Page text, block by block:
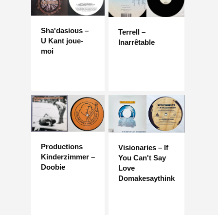
Sha'dasious –
U Kant joue-
moi
Terrell –
Inarrêtable
Productions
Kinderzimmer –
Doobie
Visionaries – If
You Can't Say
Love
Domakesaythink